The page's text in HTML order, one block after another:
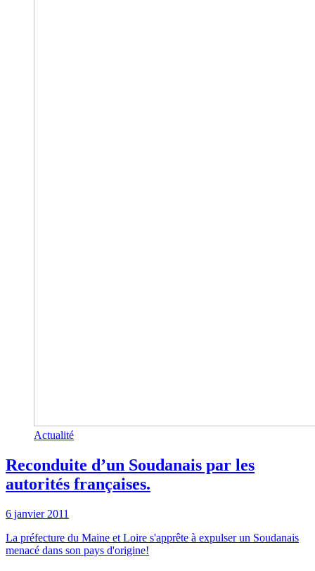
Actualité
Reconduite d’un Soudanais par les
autorités françaises.
6 janvier 2011
La préfecture du Maine et Loire s'apprête à expulser un Soudanais
menacé dans son pays d'origine!